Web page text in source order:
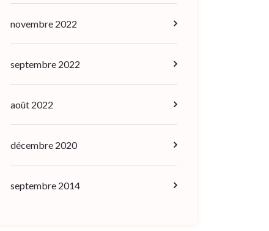
novembre 2022
septembre 2022
août 2022
décembre 2020
septembre 2014